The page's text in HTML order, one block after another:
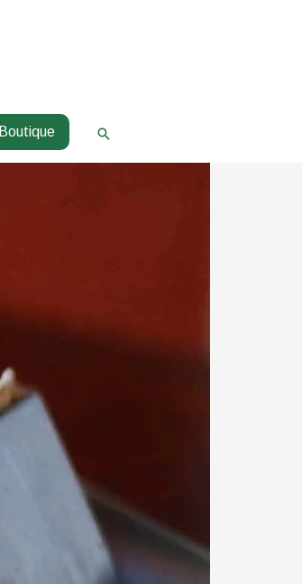
Boutique Rechercher